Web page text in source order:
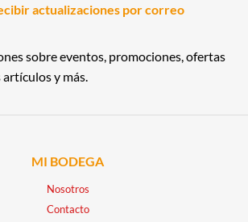
actualizaciones por correo
sobre eventos, promociones, ofertas
y más.
MI BODEGA
Nosotros
Contacto